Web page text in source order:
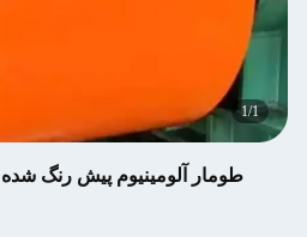
1/1